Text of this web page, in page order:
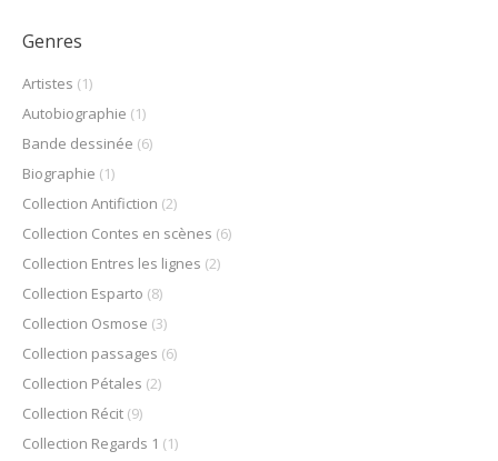
Genres
Artistes (1)
Autobiographie (1)
Bande dessinée (6)
Biographie (1)
Collection Antifiction (2)
Collection Contes en scènes (6)
Collection Entres les lignes (2)
Collection Esparto (8)
Collection Osmose (3)
Collection passages (6)
Collection Pétales (2)
Collection Récit (9)
Collection Regards 1 (1)